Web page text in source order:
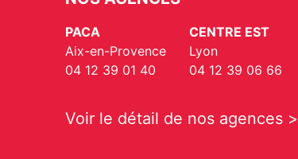
PACA
Aix-en-Provence
04 12 39 01 40
CENTRE EST
Lyon
04 12 39 06 66
Voir le détail de nos agences >